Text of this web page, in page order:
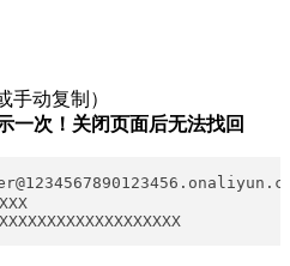
手动复制）
一次！关闭页面后无法找回